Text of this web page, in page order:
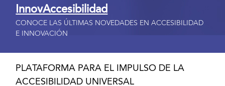
InnovAccesibilidad
CONOCE LAS ÚLTIMAS NOVEDADES EN ACCESIBILIDAD
E INNOVACIÓN
PLATAFORMA PARA EL IMPULSO DE LA
ACCESIBILIDAD UNIVERSAL